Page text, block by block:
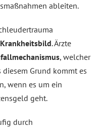
ableiten.
. Ärzte
, welcher
Grund kommt es
wenn es um ein
geht.
durch